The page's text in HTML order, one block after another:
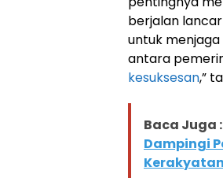
berjalan
untuk
antara
kesuksesan,”
Baca Juga :
Dampingi
Kerakyatan